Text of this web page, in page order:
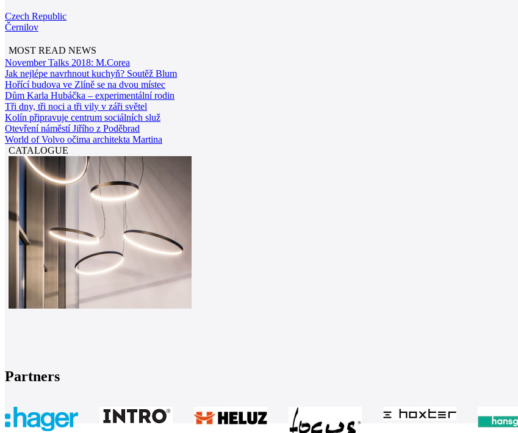
Czech Republic
Černilov
MOST READ NEWS
November Talks 2018: M.Corea
Jak nejlépe navrhnout kuchyň? Soutěž Blum
Hořící budova ve Zlíně se na dvou místec
Dům Karla Hubáčka – experimentální rodin
Tři dny, tři noci a tři vily v záři světel
Kolín připravuje centrum sociálních služ
Otevření náměstí Jiřího z Poděbrad
World of Volvo očima architekta Martina
CATALOGUE
Partners